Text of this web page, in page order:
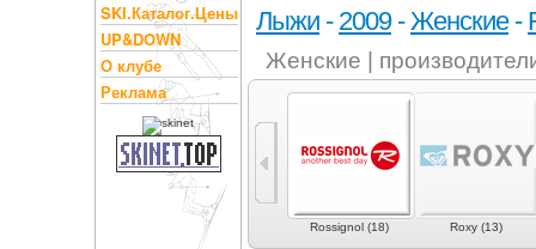
SKI.Каталог.Цены
UP&DOWN
О клубе
Реклама
Лыжи - 2009-Женские-
Женские |
Prior (1) Rossignol (18) Roxy (13)